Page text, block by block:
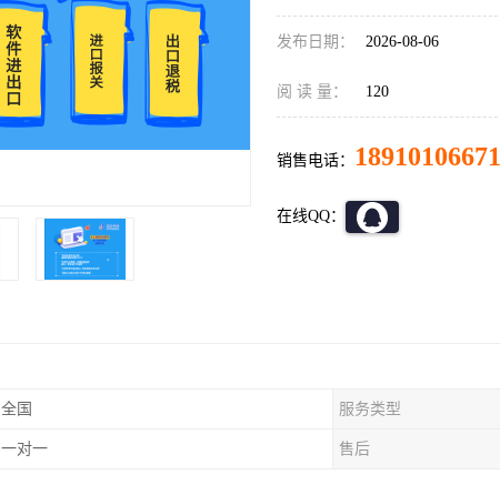
发布日期： 2026-08-06
阅 读 量： 120
销售电话： 18910106671
在线QQ：
全国 服务类型
一对一 售后